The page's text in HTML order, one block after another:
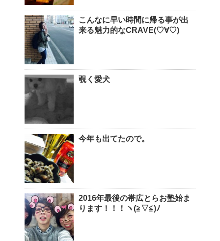
こんなに早い時間に帰る事が出
来る魅力的なCRAVE(♡∀♡)
覗く愛犬
今年も出てたので。
2016年最後の帯広とらお塾始ま
ります！！！ヽ(≧▽≦)ﾉ